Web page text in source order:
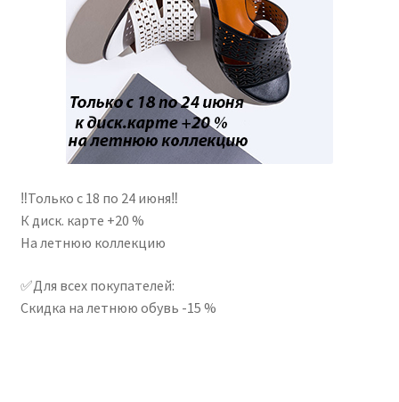
‼Только с 18 по 24 июня‼
К диск. карте +20 %
На летнюю коллекцию
✅Для всех покупателей:
Скидка на летнюю обувь -15 %